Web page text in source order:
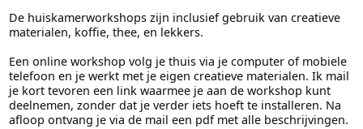
De huiskamerworkshops zijn inclusief gebruik van creatieve
materialen, koffie, thee, en lekkers.
Een online workshop volg je thuis via je computer of mobiele
telefoon en je werkt met je eigen creatieve materialen. Ik mail
je kort tevoren een link waarmee je aan de workshop kunt
deelnemen, zonder dat je verder iets hoeft te installeren. Na
afloop ontvang je via de mail een pdf met alle beschrijvingen.